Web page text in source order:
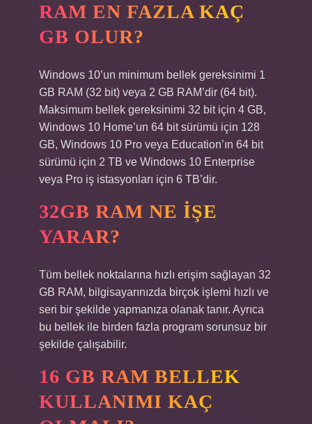
RAM EN FAZLA KAÇ
GB OLUR?
Windows 10’un minimum bellek gereksinimi 1
GB RAM (32 bit) veya 2 GB RAM’dir (64 bit).
Maksimum bellek gereksinimi 32 bit için 4 GB,
Windows 10 Home’un 64 bit sürümü için 128
GB, Windows 10 Pro veya Education’ın 64 bit
sürümü için 2 TB ve Windows 10 Enterprise
veya Pro iş istasyonları için 6 TB’dir.
32GB RAM NE IŞE
YARAR?
Tüm bellek noktalarına hızlı erişim sağlayan 32
GB RAM, bilgisayarınızda birçok işlemi hızlı ve
seri bir şekilde yapmanıza olanak tanır. Ayrıca
bu bellek ile birden fazla program sorunsuz bir
şekilde çalışabilir.
16 GB RAM BELLEK
KULLANIMI KAÇ